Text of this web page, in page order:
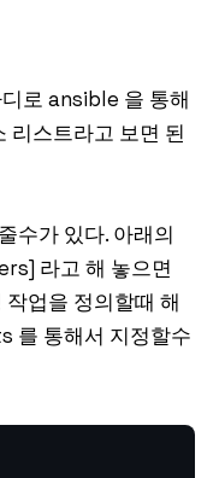
로 ansible 을 통해
리스트라고 보면 된
수가 있다. 아래의
라고 해 놓으면
업을 정의할때 해
를 통해서 지정할수